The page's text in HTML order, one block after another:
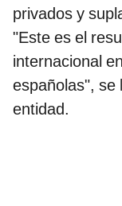
privados y
"Este es el
internacional
españolas", se
entidad.